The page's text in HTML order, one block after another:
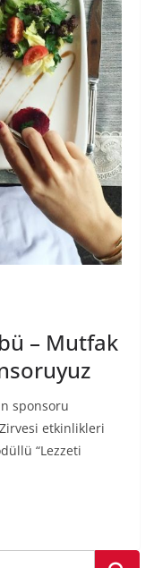
– Mutfak
sponsoru
etkinlikleri
“Lezzeti